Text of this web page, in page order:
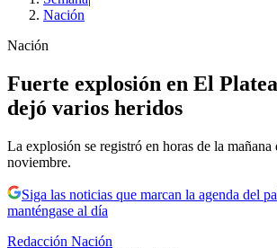
Nación
Nación
Fuerte explosión en El
dejó varios heridos
La explosión se registró en horas de la mañana
noviembre.
Siga las noticias que marcan la agenda del
manténgase al día
Redacción Nación